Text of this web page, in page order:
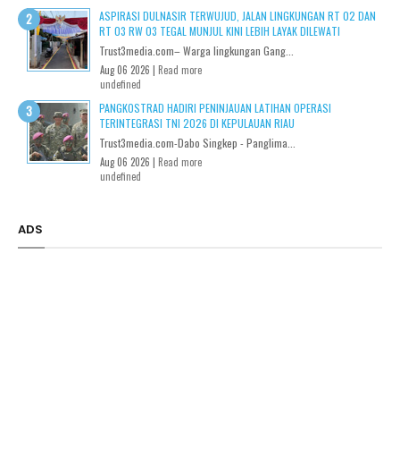
ASPIRASI DULNASIR TERWUJUD, JALAN LINGKUNGAN RT 02 DAN
RT 03 RW 03 TEGAL MUNJUL KINI LEBIH LAYAK DILEWATI
Trust3media.com– Warga lingkungan Gang...
Aug 06 2026 | Read more
undefined
PANGKOSTRAD HADIRI PENINJAUAN LATIHAN OPERASI
TERINTEGRASI TNI 2026 DI KEPULAUAN RIAU
Trust3media.com-Dabo Singkep - Panglima...
Aug 06 2026 | Read more
undefined
ADS